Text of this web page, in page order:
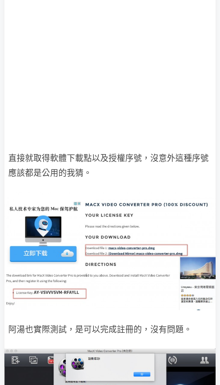
直接就取得軟體下載點以及授權序號，沒意外這種序號
應該都是公用的我猜。
阿湯也實際測試，是可以完成註冊的，沒有問題。